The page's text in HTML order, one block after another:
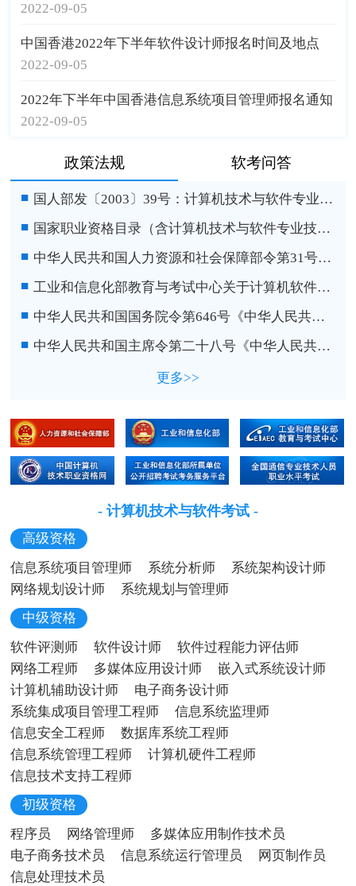
2022-09-05
中国香港2022年下半年软件设计师报名时间及地点
2022-09-05
2022年下半年中国香港信息系统项目管理师报名通知
2022-09-05
政策法规 软考问答
■
国人部发〔2003〕39号：计算机技术与软件专业技术资格（水平）考试暂行规定和实施办法
■
国家职业资格目录（含计算机技术与软件专业技术资格）
■
中华人民共和国人力资源和社会保障部令第31号《专业技术人员资格考试违纪违规行为处理规定》
■
工业和信息化部教育与考试中心关于计算机软件专业技术资格考试等三项考试考务费标准的通知
■
中华人民共和国国务院令第646号《中华人民共和国保守国家秘密法实施条例》
■
中华人民共和国主席令第二十八号《中华人民共和国保守国家秘密法》
更多>>
- 计算机技术与软件考试 -
高级资格
信息系统项目管理师
系统分析师
系统架构设计师
网络规划设计师
系统规划与管理师
中级资格
软件评测师
软件设计师
软件过程能力评估师
网络工程师
多媒体应用设计师
嵌入式系统设计师
计算机辅助设计师
电子商务设计师
系统集成项目管理工程师
信息系统监理师
信息安全工程师
数据库系统工程师
信息系统管理工程师
计算机硬件工程师
信息技术支持工程师
初级资格
程序员
网络管理师
多媒体应用制作技术员
电子商务技术员
信息系统运行管理员
网页制作员
信息处理技术员